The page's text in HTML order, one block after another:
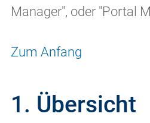
Manager", oder "Portal
Zum Anfang
1. Übersicht